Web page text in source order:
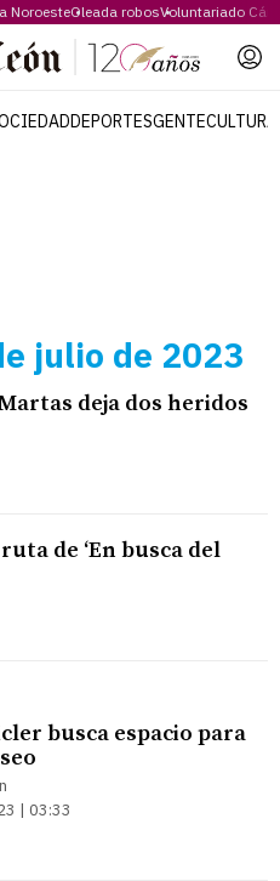
NoroesteOleada robosVoluntariado
DEPORTESGENTECULTURA
julio de 2023
deja dos heridos
de ‘En busca del
busca espacio para
| 03:33